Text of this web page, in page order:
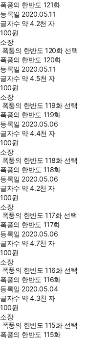
폭풍의 한반도 121화
등록일 2020.05.11
글자수 약 4.2천 자
100원
소장
폭풍의 한반도 120화 선택
폭풍의 한반도 120화
등록일 2020.05.11
글자수 약 4.5천 자
100원
소장
폭풍의 한반도 119화 선택
폭풍의 한반도 119화
등록일 2020.05.06
글자수 약 4.4천 자
100원
소장
폭풍의 한반도 118화 선택
폭풍의 한반도 118화
등록일 2020.05.06
글자수 약 4.2천 자
100원
소장
폭풍의 한반도 117화 선택
폭풍의 한반도 117화
등록일 2020.05.06
글자수 약 4.7천 자
100원
소장
폭풍의 한반도 116화 선택
폭풍의 한반도 116화
등록일 2020.05.04
글자수 약 4.3천 자
100원
소장
폭풍의 한반도 115화 선택
폭풍의 한반도 115화